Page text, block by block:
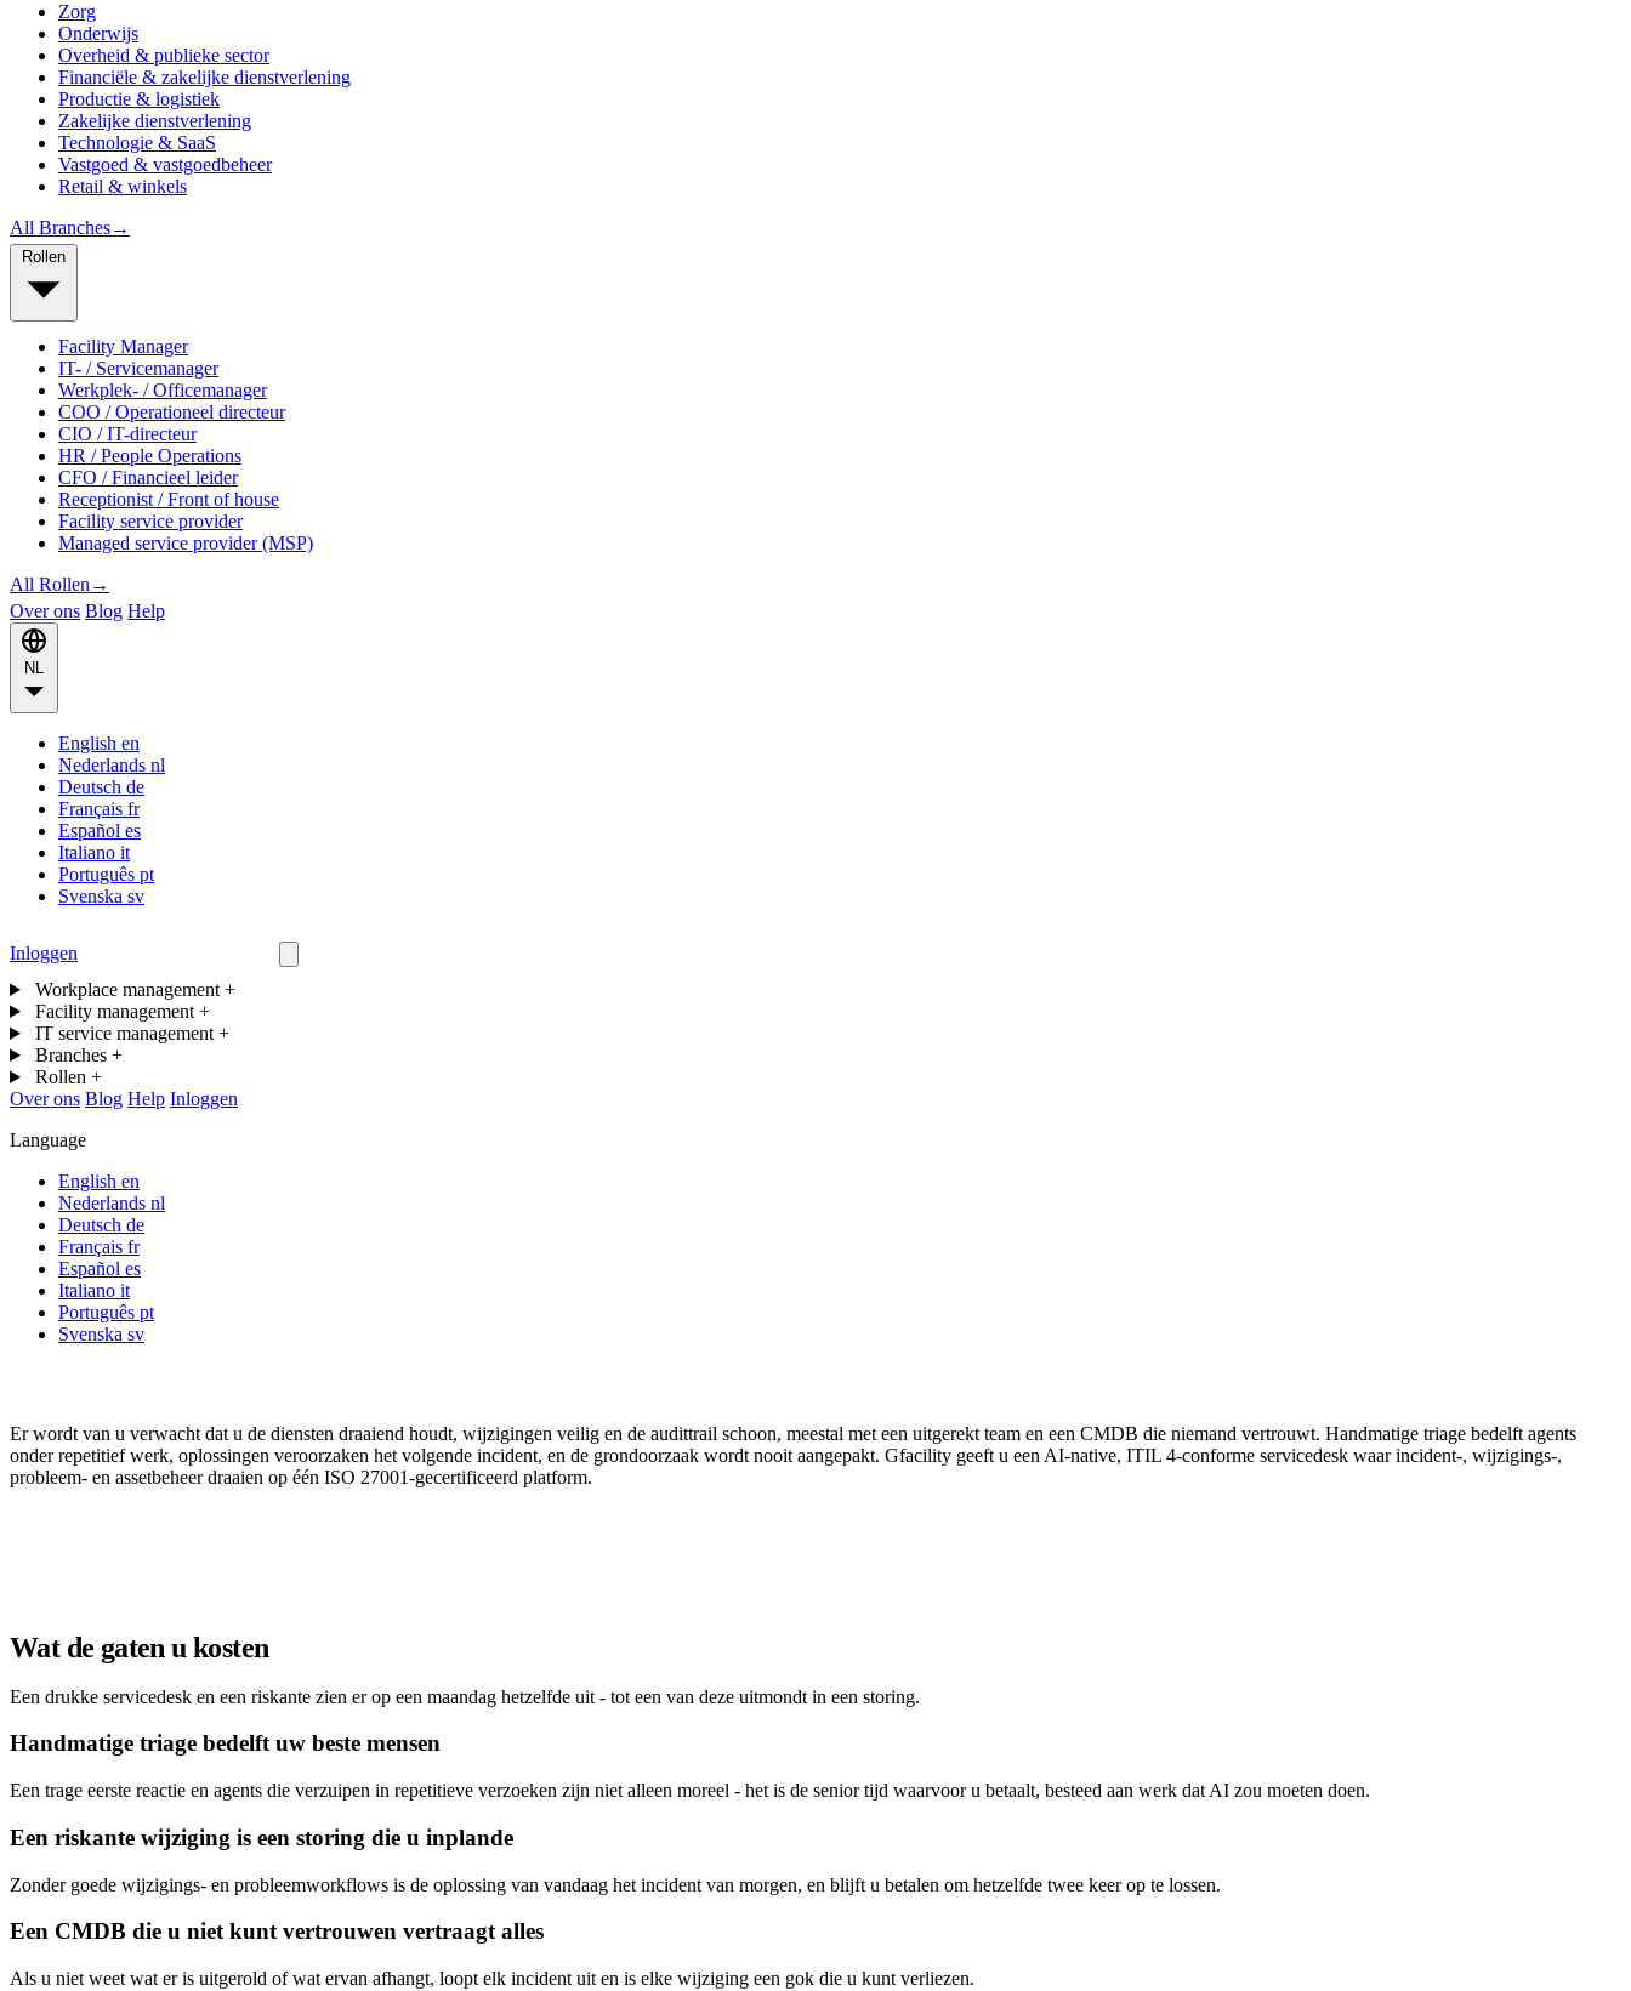
Zorg
Onderwijs
Overheid & publieke sector
Financiële & zakelijke dienstverlening
Productie & logistiek
Zakelijke dienstverlening
Technologie & SaaS
Vastgoed & vastgoedbeheer
Retail & winkels
All Branches→
Facility Manager
IT- / Servicemanager
Werkplek- / Officemanager
COO / Operationeel directeur
CIO / IT-directeur
HR / People Operations
CFO / Financieel leider
Receptionist / Front of house
Facility service provider
Managed service provider (MSP)
All Rollen →
Over ons Blog Help
English en
Nederlands nl
Deutsch de
Français fr
Español es
Italiano it
Português pt
Svenska sv
Inloggen
Workplace management +
Facility management +
IT service management +
Branches +
Rollen +
Over ons Blog Help Inloggen
Language
English en
Nederlands nl
Deutsch de
Français fr
Español es
Italiano it
Português pt
Svenska sv
Er wordt van u verwacht dat u de diensten draaiend houdt, wijzigingen veilig en de audittrail schoon, meestal met een uitgerekt team en een CMDB die niemand vertrouwt. Handmatige triage bedelft agents
onder repetitief werk, oplossingen veroorzaken het volgende incident, en de grondoorzaak wordt nooit aangepakt. Gfacility geeft u een AI-native, ITIL 4-conforme servicedesk waar incident-, wijzigings-,
probleem- en assetbeheer draaien op één ISO 27001-gecertificeerd platform.
Wat de gaten u kosten
Een drukke servicedesk en een riskante zien er op een maandag hetzelfde uit - tot een van deze uitmondt in een storing.
Handmatige triage bedelft uw beste mensen
Een trage eerste reactie en agents die verzuipen in repetitieve verzoeken zijn niet alleen moreel - het is de senior tijd waarvoor u betaalt, besteed aan werk dat AI zou moeten doen.
Een riskante wijziging is een storing die u inplande
Zonder goede wijzigings- en probleemworkflows is de oplossing van vandaag het incident van morgen, en blijft u betalen om hetzelfde twee keer op te lossen.
Een CMDB die u niet kunt vertrouwen vertraagt alles
Als u niet weet wat er is uitgerold of wat ervan afhangt, loopt elk incident uit en is elke wijziging een gok die u kunt verliezen.